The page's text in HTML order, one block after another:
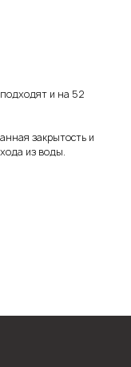
и на 52
закрытость и
из воды.